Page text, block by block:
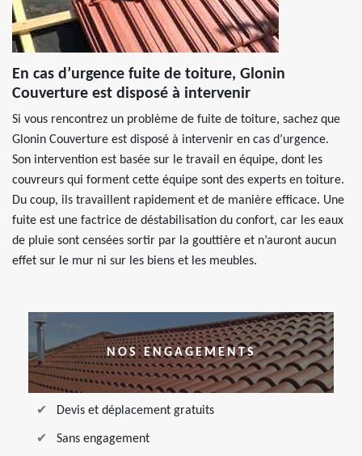
En cas d’urgence fuite de toiture, Glonin
Couverture est disposé à intervenir
Si vous rencontrez un problème de fuite de toiture, sachez que
Glonin Couverture est disposé à intervenir en cas d’urgence.
Son intervention est basée sur le travail en équipe, dont les
couvreurs qui forment cette équipe sont des experts en toiture.
Du coup, ils travaillent rapidement et de manière efficace. Une
fuite est une factrice de déstabilisation du confort, car les eaux
de pluie sont censées sortir par la gouttière et n’auront aucun
effet sur le mur ni sur les biens et les meubles.
NOS ENGAGEMENTS
Devis et déplacement gratuits
Sans engagement